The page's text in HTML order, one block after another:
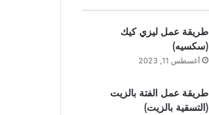
طريقة عمل ليزي كيك
(سكسيه)
أغسطس 11, 2023
طريقة عمل الفتة بالزيت
(التسقية بالزيت)